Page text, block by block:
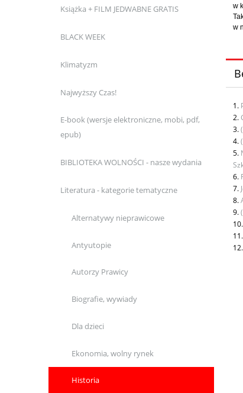
Książka + FILM JEDWABNE GRATIS
BLACK WEEK
Klimatyzm
Najwyższy Czas!
E-book (wersje elektroniczne, mobi, pdf,
epub)
BIBLIOTEKA WOLNOŚCI - nasze wydania
Literatura - kategorie tematyczne
Alternatywy nieprawicowe
Antyutopie
Autorzy Prawicy
Biografie, wywiady
Dla dzieci
Ekonomia, wolny rynek
Historia
w
w